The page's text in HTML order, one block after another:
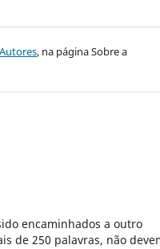
, na página Sobre a
encaminhados a outro
de 250 palavras, não